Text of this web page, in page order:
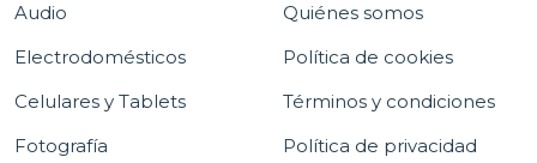
Audio
Electrodomésticos
Celulares y Tablets
Fotografía
Quiénes somos
Política de cookies
Términos y condiciones
Política de privacidad